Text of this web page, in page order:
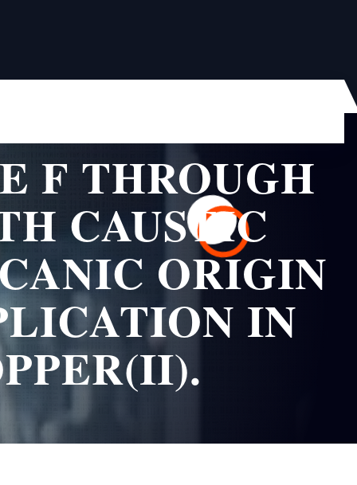
F THROUGH
CAUSTIC
ORIGIN
IN